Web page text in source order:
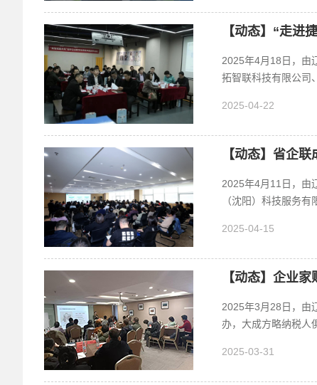
【动态】“走进
2025年4月18日，由
拓智联科技有限公司
2025-04-22
【动态】省企
2025年4月11日，由
（沈阳）科技服务
2025-04-15
【动态】企业
2025年3月28日，由
办，大成方略纳税人
2025-03-31